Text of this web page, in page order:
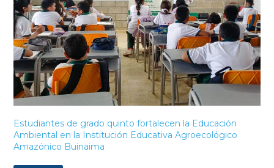
Estudiantes de grado quinto fortalecen la Educación
Ambiental en la Institución Educativa Agroecológico
Amazónico Buinaima